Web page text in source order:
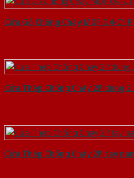
Cửa Gỗ Chống Cháy MDF O4-C1
Cửa Thép Chống Cháy 2P dung
Cửa Thép Chống Cháy 2P tay